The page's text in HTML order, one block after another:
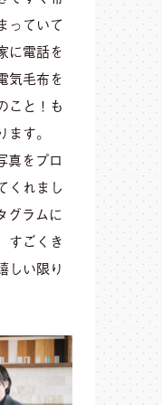
っていて
に電話を
気毛布を
こと！も
す。
真をプロ
くれまし
グラムに
すごくき
しい限り